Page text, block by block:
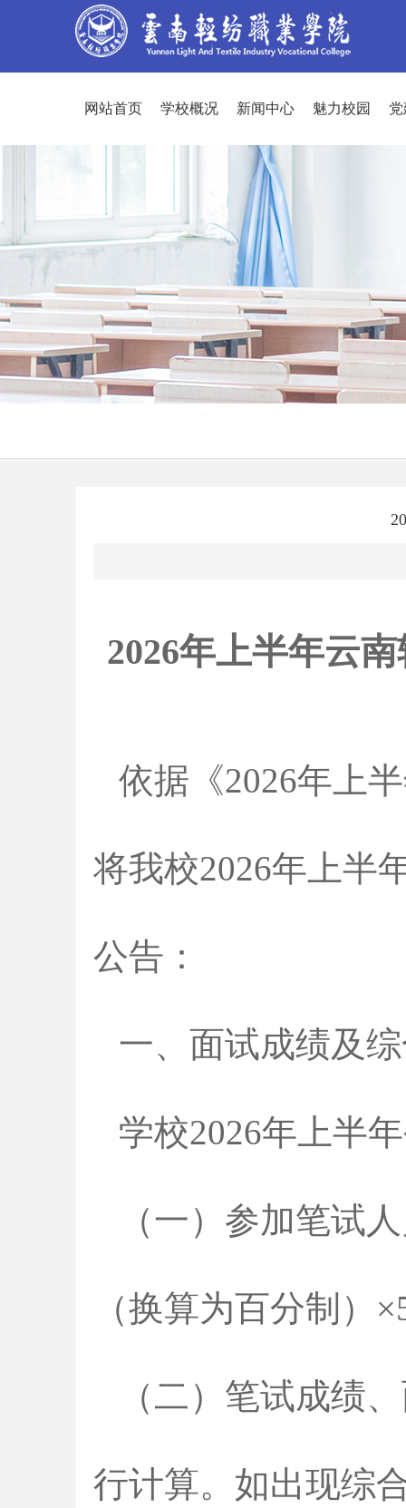
网站首页 学校概况 新闻中心 魅力校园
2026年上半年云
依据《2026年上
将我校2026年上半
公告：
一、面试成绩及
学校2026年上半
（一）参加笔试
（换算为百分制）
（二）笔试成绩
行计算。如出现综